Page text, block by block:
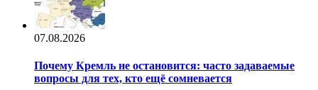
07.08.2026
Почему Кремль не остановится: часто задаваемые
вопросы для тех, кто ещё сомневается